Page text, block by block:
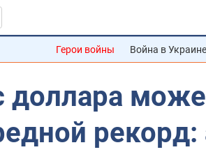
Герои войны Война в Украине
доллара
рекорд: